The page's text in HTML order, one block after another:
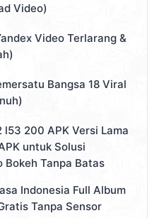
Video)
Video Terlarang &
Bangsa 18 Viral
l53 200 APK Versi Lama
untuk Solusi
Bokeh Tanpa Batas
Indonesia Full Album
Tanpa Sensor